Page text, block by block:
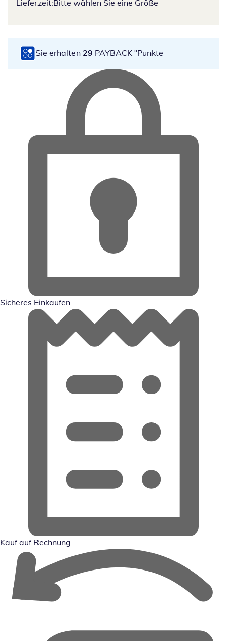
Lieferzeit:Bitte wählen Sie eine Größe
Sie erhalten 29 PAYBACK °Punkte
Sicheres Einkaufen
Kauf auf Rechnung